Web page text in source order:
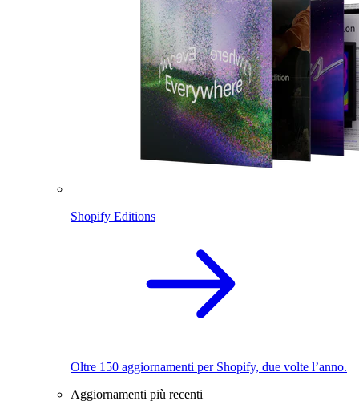
Shopify Editions
Oltre 150 aggiornamenti per Shopify, due volte l’anno.
Aggiornamenti più recenti